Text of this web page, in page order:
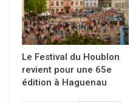
Le Festival du Houblon
revient pour une 65e
édition à Haguenau